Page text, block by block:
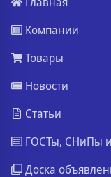
Компании
Товары
Новости
Статьи
ГОСТы, СНиПы
Доска